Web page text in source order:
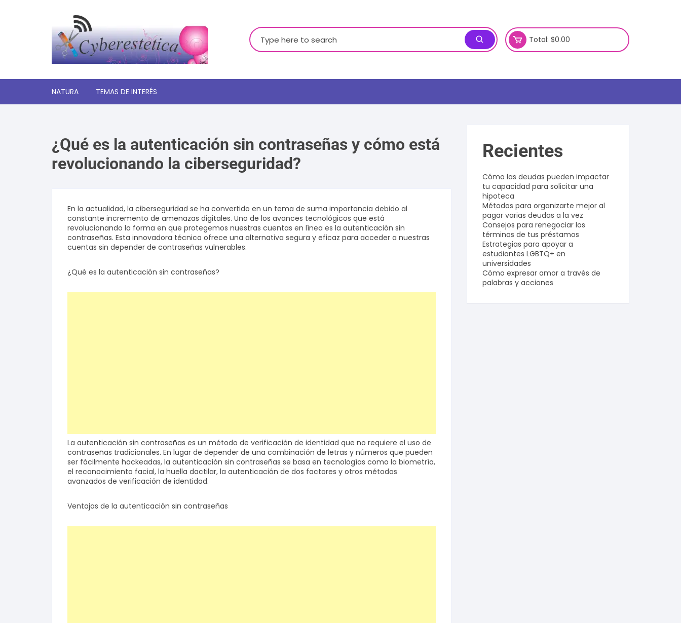
Buscar:
Total: $0.00
NATURA TEMAS DE INTERÉS
Autoayuda y desarrollo
personal
LGBTQ+
Estética
Salud y bienestar
Finanzas
¿Qué es la autenticación sin contraseñas y cómo está
revolucionando la ciberseguridad?
En la actualidad, la ciberseguridad se ha convertido en un tema de suma importancia debido al
constante incremento de amenazas digitales. Uno de los avances tecnológicos que está
revolucionando la forma en que protegemos nuestras cuentas en línea es la autenticación sin
contraseñas. Esta innovadora técnica ofrece una alternativa segura y eficaz para acceder a nuestras
cuentas sin depender de contraseñas vulnerables.
¿Qué es la autenticación sin contraseñas?
La autenticación sin contraseñas es un método de verificación de identidad que no requiere el uso de
contraseñas tradicionales. En lugar de depender de una combinación de letras y números que pueden
ser fácilmente hackeadas, la autenticación sin contraseñas se basa en tecnologías como la biometría,
el reconocimiento facial, la huella dactilar, la autenticación de dos factores y otros métodos
avanzados de verificación de identidad.
Ventajas de la autenticación sin contraseñas
Recientes
Cómo las deudas pueden impactar
tu capacidad para solicitar una
hipoteca
Métodos para organizarte mejor al
pagar varias deudas a la vez
Consejos para renegociar los
términos de tus préstamos
Estrategias para apoyar a
estudiantes LGBTQ+ en
universidades
Cómo expresar amor a través de
palabras y acciones